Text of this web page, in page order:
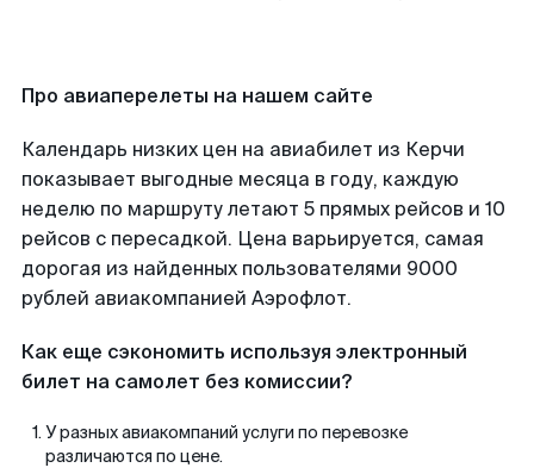
Про авиаперелеты на нашем сайте
Календарь низких цен на авиабилет из Керчи
показывает выгодные месяца в году, каждую
неделю по маршруту летают 5 прямых рейсов и 10
рейсов с пересадкой. Цена варьируется, самая
дорогая из найденных пользователями 9000
рублей авиакомпанией Аэрофлот.
Как еще сэкономить используя электронный
билет на самолет без комиссии?
У разных авиакомпаний услуги по перевозке
различаются по цене.